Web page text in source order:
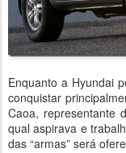
Enquanto a Hyundai
conquistar
Caoa, representante
qual aspirava e
das “armas” será